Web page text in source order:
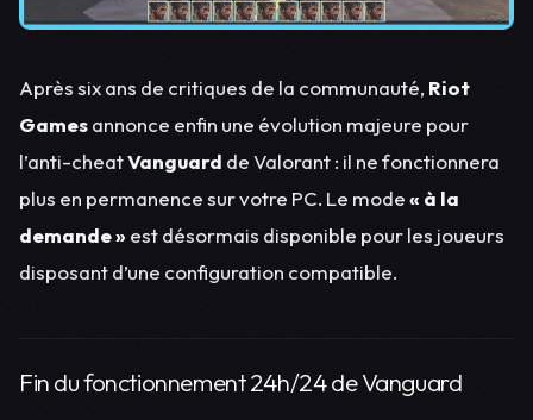
Après six ans de critiques de la communauté, Riot
Gamesannonce enfin une évolution majeure pour
l’anti-cheatVanguard de Valorant : il ne fonctionnera
plus en permanence sur votre PC. Le mode« à la
demande » est désormais disponible pour les joueurs
disposant d’une configuration compatible.
Fin du fonctionnement 24h/24 de Vanguard